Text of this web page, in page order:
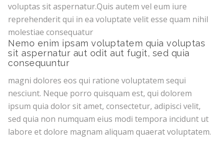
voluptas sit aspernatur.Quis autem vel eum iure
reprehenderit qui in ea voluptate velit esse quam nihil
molestiae consequatur
Nemo enim ipsam voluptatem quia voluptas
sit aspernatur aut odit aut fugit, sed quia
consequuntur
magni dolores eos qui ratione voluptatem sequi
nesciunt. Neque porro quisquam est, qui dolorem
ipsum quia dolor sit amet, consectetur, adipisci velit,
sed quia non numquam eius modi tempora incidunt ut
labore et dolore magnam aliquam quaerat voluptatem.